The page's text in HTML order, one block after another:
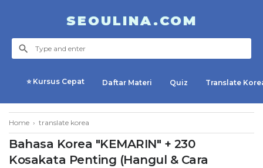
SEOULINA.COM
⭐ Kursus Cepat Daftar Materi Quiz Translate
Home › translate korea
Bahasa Korea "KEMARIN" + 230
Kosakata Penting (Hangul & Cara